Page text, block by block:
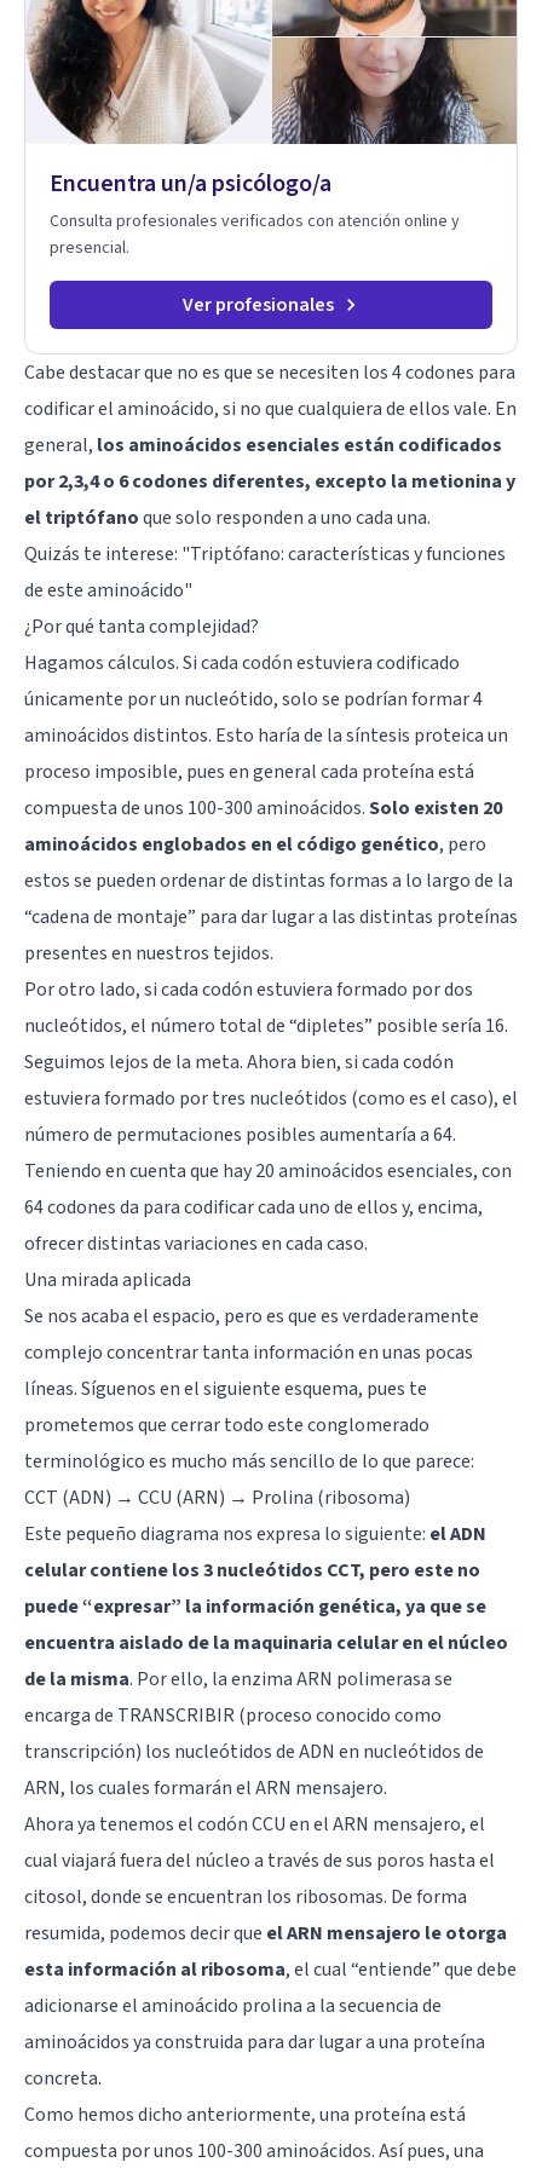
seres queridos para fortalecer las relaciones y mejorar la
dinámica familiar. Evaluaciones Psicológicas y Terapias
Especializadas: Terapia cognitivo-conductual Terapia de
apoyo Terapia psicodinámica Terapia enfocada en la solución
Terapia de exposición Terapia de juego para niños
Tratamiento de Traumas y Trastornos de Estrés
a superar experiencias traumáticas y mejorar tu calidad de
vida. Tratamiento de Adicciones.
Encuentra un/a psicólogo/a
Consulta profesionales verificados con atención online y
presencial.
Ver profesionales
Cabe destacar que no es que se necesiten los 4 codones para
codificar el aminoácido, si no que cualquiera de ellos vale. En
general, los aminoácidos esenciales están codificados
por 2,3,4 o 6 codones diferentes, excepto la metionina y
el triptófanoque solo responden a uno cada una.
Quizás te interese: "Triptófano: características y funciones
de este aminoácido"
¿Por qué tanta complejidad?
Hagamos cálculos. Si cada codón estuviera codificado
únicamente por un nucleótido, solo se podrían formar 4
aminoácidos distintos. Esto haría de la síntesis proteica un
proceso imposible, pues en general cada proteína está
compuesta de unos 100-300 aminoácidos.Solo existen 20
aminoácidos englobados en el código genético, pero
estos se pueden ordenar de distintas formas a lo largo de la
“cadena de montaje” para dar lugar a las distintas proteínas
presentes en nuestros tejidos.
Por otro lado, si cada codón estuviera formado por dos
nucleótidos, el número total de “dipletes” posible sería 16.
Seguimos lejos de la meta. Ahora bien, si cada codón
estuviera formado por tres nucleótidos (como es el caso), el
número de permutaciones posibles aumentaría a 64.
Teniendo en cuenta que hay 20 aminoácidos esenciales, con
64 codones da para codificar cada uno de ellos y, encima,
ofrecer distintas variaciones en cada caso.
Una mirada aplicada
Se nos acaba el espacio, pero es que es verdaderamente
complejo concentrar tanta información en unas pocas
líneas. Síguenos en el siguiente esquema, pues te
prometemos que cerrar todo este conglomerado
terminológico es mucho más sencillo de lo que parece:
CCT (ADN) → CCU (ARN) → Prolina (ribosoma)
Este pequeño diagrama nos expresa lo siguiente: el ADN
celular contiene los 3 nucleótidos CCT, pero este no
puede “expresar” la información genética, ya que se
encuentra aislado de la maquinaria celular en el núcleo
de la misma. Por ello, la enzima ARN polimerasa se
encarga de TRANSCRIBIR (proceso conocido como
transcripción) los nucleótidos de ADN en nucleótidos de
ARN, los cuales formarán el ARN mensajero.
Ahora ya tenemos el codón CCU en el ARN mensajero, el
cual viajará fuera del núcleo a través de sus poros hasta el
citosol, donde se encuentran los ribosomas. De forma
resumida, podemos decir que el ARN mensajero le otorga
esta información al ribosoma, el cual “entiende” que debe
adicionarse el aminoácido prolina a la secuencia de
aminoácidos ya construida para dar lugar a una proteína
concreta.
Como hemos dicho anteriormente, una proteína está
compuesta por unos 100-300 aminoácidos. Así pues, una